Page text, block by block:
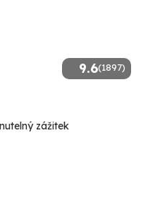
9.6(1897)
zážitek